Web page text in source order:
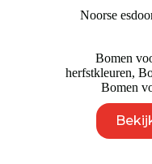
Noorse
Bomen
herfstkleuren,
Bomen